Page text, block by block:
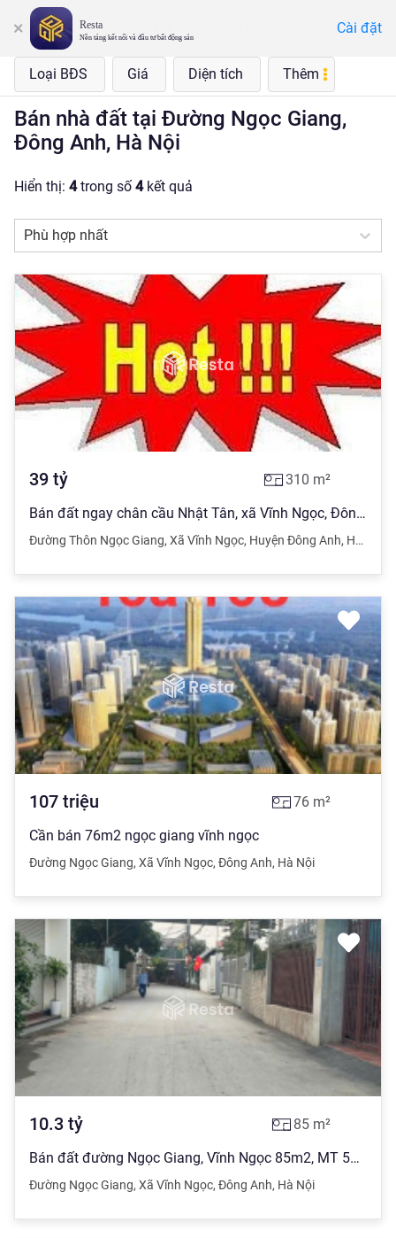
Resta
Nền tảng kết nối và đầu tư bất động sản
Cài đặt
Loại BĐS Giá Diện tích Thêm
Bán nhà đất tại Đường Ngọc Giang,
Đông Anh, Hà Nội
Hiển thị: 4trong số4 kết quả
Phù hợp nhất
39 tỷ 310 m²
Bán đất ngay chân cầu Nhật Tân, xã Vĩnh Ngọc, Đông Anh, Hà Nội
Đường Thôn Ngọc Giang, Xã Vĩnh Ngọc, Huyện Đông Anh, Hà Nội
107 triệu 76 m²
Cần bán 76m2 ngọc giang vĩnh ngọc
Đường Ngọc Giang, Xã Vĩnh Ngọc, Đông Anh, Hà Nội
10.3 tỷ 85 m²
Bán đất đường Ngọc Giang, Vĩnh Ngọc 85m2, MT 5m. Kinh doanh, ô tô. Gía 10,3 tỷ
Đường Ngọc Giang, Xã Vĩnh Ngọc, Đông Anh, Hà Nội